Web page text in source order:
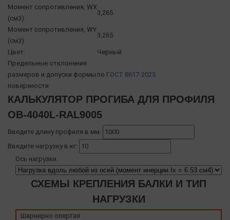
Момент сопротивления, WX
(см3):
3,265
Момент сопротивления, WY
(см3):
3,265
Цвет:
Черный
Предельные отклонения
размеров и допуски формы
поверхности:
по ГОСТ 8617-2025
КАЛЬКУЛЯТОР ПРОГИБА ДЛЯ ПРОФИЛЯ
OB-4040L-RAL9005
Введите длину профиля в мм:
Введите нагрузку в кг:
Ось нагрузки:
СХЕМЫ КРЕПЛЕНИЯ БАЛКИ И ТИП
НАГРУЗКИ
Шарнирно опертая